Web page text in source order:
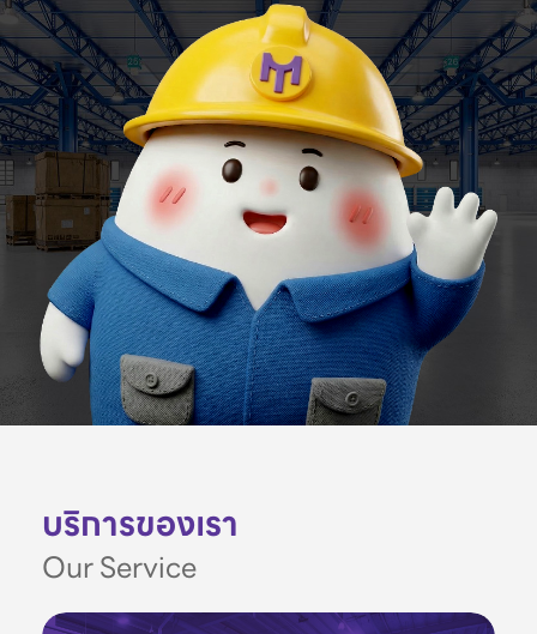
บริการของเรา
Our Service